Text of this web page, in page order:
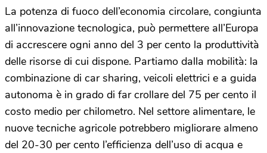
La potenza di fuoco dell’economia circolare, congiunta
all’innovazione tecnologica, può permettere all’Europa
di accrescere ogni anno del 3 per cento la produttività
delle risorse di cui dispone. Partiamo dalla mobilità: la
combinazione di car sharing, veicoli elettrici e a guida
autonoma è in grado di far crollare del 75 per cento il
costo medio per chilometro. Nel settore alimentare, le
nuove tecniche agricole potrebbero migliorare almeno
del 20-30 per cento l’efficienza dell’uso di acqua e